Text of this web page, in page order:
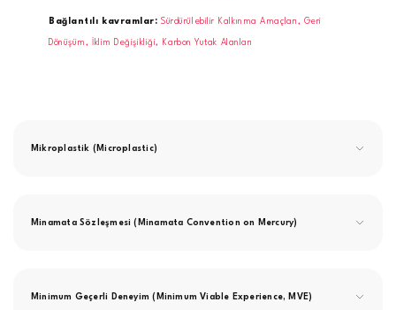
Bağlantılı kavramlar:Sürdürülebilir Kalkınma Amaçları, Geri
Dönüşüm, İklim Değişikliği, Karbon Yutak Alanları
Mikroplastik (Microplastic)
Minamata Sözleşmesi (Minamata Convention on Mercury)
Minimum Geçerli Deneyim (Minimum Viable Experience, MVE)